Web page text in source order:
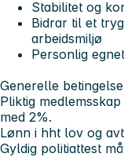
Stabilitet og
Bidrar til et
arbeidsmiljø
Personlig
Generelle
Pliktig
med 2%.
Lønn i hht lov og
Gyldig politiattest